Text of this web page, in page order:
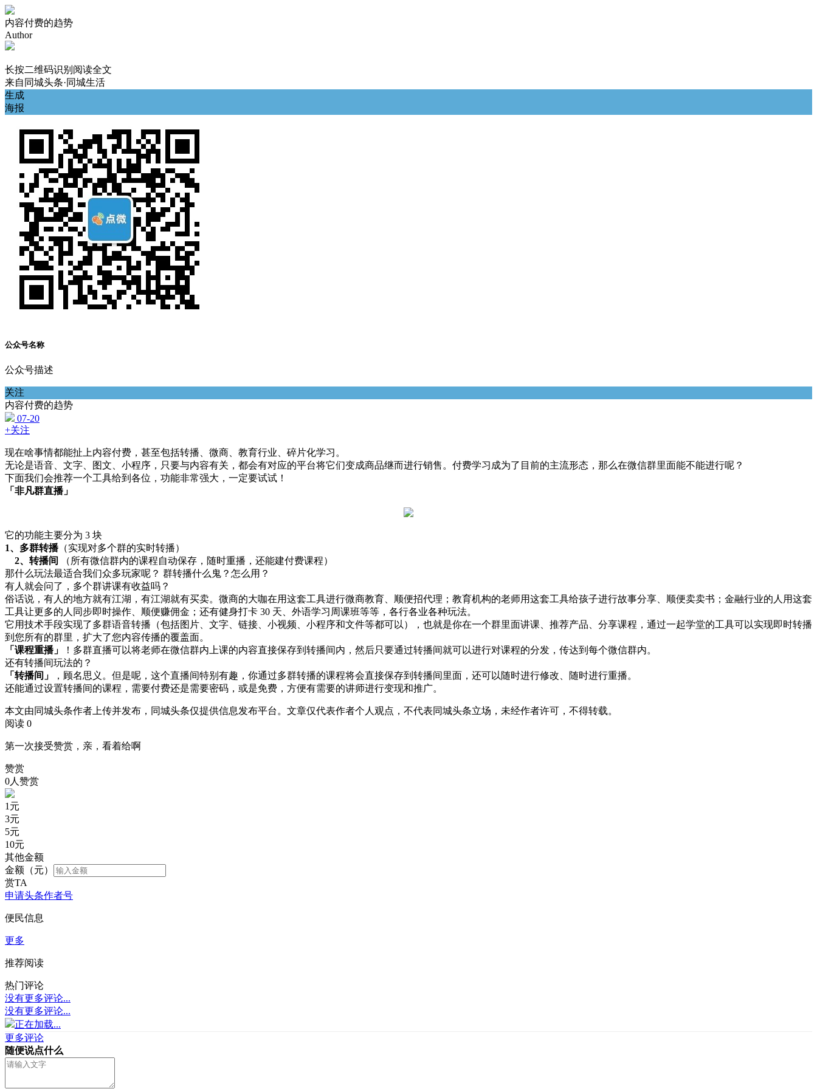
内容付费的趋势
Author
长按二维码识别阅读全文
来自 同城头条·同城生活
生成
海报
公众号名称
公众号描述
关注
内容付费的趋势
07-20
+关注
现在啥事情都能扯上内容付费，甚至包括转播、微商、教育行业、碎片化学习。
无论是语音、文字、图文、小程序，只要与内容有关，都会有对应的平台将它们变成商品继而进行销售。付费学习成为了目前的主流形态，那么在微信群里面能不能进行呢？
下面我们会推荐一个工具给到各位，功能非常强大，一定要试试！
「非凡群直播」
它的功能主要分为 3 块
1、多群转播（实现对多个群的实时转播）
2、转播间
（所有微信群内的课程自动保存，随时重播，还能建付费课程）
那什么玩法最适合我们众多玩家呢？ 群转播什么鬼？怎么用？
有人就会问了，多个群讲课有收益吗？
俗话说，有人的地方就有江湖，有江湖就有买卖。微商的大咖在用这套工具进行微商教育、顺便招代理；教育机构的老师用这套工具给孩子进行故事分享、顺便卖卖书；金融行业的人用这套
工具让更多的人同步即时操作、顺便赚佣金；还有健身打卡 30 天、外语学习周课班等等，各行各业各种玩法。
它用技术手段实现了多群语音转播（包括图片、文字、链接、小视频、小程序和文件等都可以），也就是你在一个群里面讲课、推荐产品、分享课程，通过一起学堂的工具可以实现即时转播
到您所有的群里，扩大了您内容传播的覆盖面。
「课程重播」
！多群直播可以将老师在微信群内上课的内容直接保存到转播间内，然后只要通过转播间就可以进行对课程的分发，传达到每个微信群内。
还有转播间玩法的？
「转播间」
，顾名思义。但是呢，这个直播间特别有趣，你通过多群转播的课程将会直接保存到转播间里面，还可以随时进行修改、随时进行重播。
还能通过设置转播间的课程，需要付费还是需要密码，或是免费，方便有需要的讲师进行变现和推广。
本文由同城头条作者上传并发布，同城头条仅提供信息发布平台。文章仅代表作者个人观点，不代表同城头条立场，未经作者许可，不得转载。
阅读 0
第一次接受赞赏，亲，看着给啊
赞赏
0人赞赏
1 元
3元
5元
10元
其他金额
金额（元）
赏TA
申请头条作者号
便民信息
更多
推荐阅读
热门评论
没有更多评论...
没有更多评论...
正在加载...
更多评论
随便说点什么